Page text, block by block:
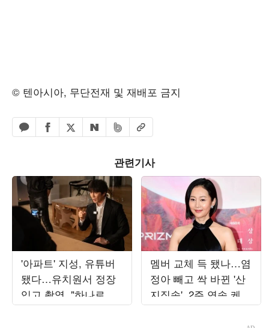
© 텐아시아, 무단전재 및 재배포 금지
카카오톡 공유하기
페이스북 공유하기
엑스 공유하기
네이버 공유하기
밴드 공유하기
URL복사
관련기사
'아파트' 지성, 유튜버
됐다…유치원서 정장
입고 촬영, "하나로 뭉
쳐"
멤버 교체 득 됐나…염
정아 빼고 싹 바뀐 '산
지직송', 2주 연속 케이
블·종편 동시간대 1위